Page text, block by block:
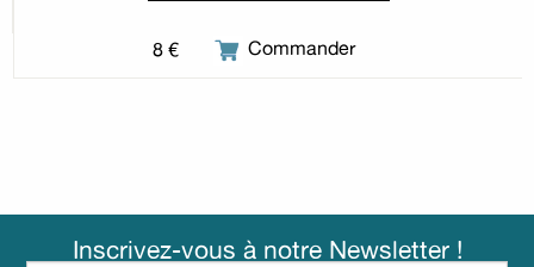
8 € Commander
Inscrivez-vous à notre Newsletter !